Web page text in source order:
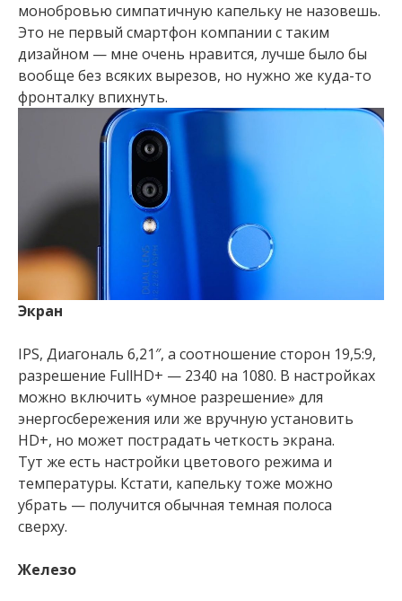
монобровью симпатичную капельку не назовешь.
Это не первый смартфон компании с таким
дизайном — мне очень нравится, лучше было бы
вообще без всяких вырезов, но нужно же куда-то
фронталку впихнуть.
Экран
IPS, Диагональ 6,21″, а соотношение сторон 19,5:9,
разрешение FullHD+ — 2340 на 1080. В настройках
можно включить «умное разрешение» для
энергосбережения или же вручную установить
HD+, но может пострадать четкость экрана.
Тут же есть настройки цветового режима и
температуры. Кстати, капельку тоже можно
убрать — получится обычная темная полоса
сверху.
Железо